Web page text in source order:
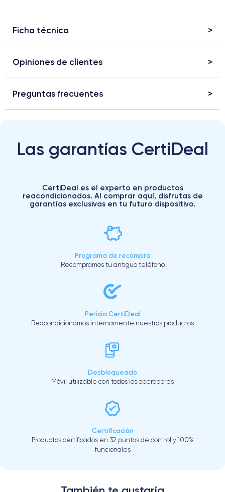
Ficha técnica
Opiniones de clientes
Preguntas frecuentes
Las garantías CertiDeal
CertiDeal es el experto en productos
reacondicionados. Al comprar aquí, disfrutas de
garantías exclusivas en tu futuro dispositivo.
Programa de recompra
Recompramos tu antiguo teléfono
Pericia CertiDeal
Reacondicionamos internamente nuestros productos
Desbloqueado
Móvil utilizable con todos los operadores
Certificación
Productos certificados en 32 puntos de control y 100%
funcionales